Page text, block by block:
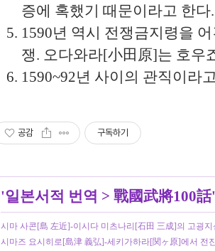
증에 혹했기 때문이라고 한
1590년 역시 전쟁금지령을
쟁. 오다와라[小田原]는 호우
1590~92년 사이의 관직이라
공감 구독하기
'일본서적 번역 > 戰國武將100話
시마 사콘[島 左近]-이시다 미츠나리[石田 三成]의 고굉지
시마즈 요시히로[島津 義弘]-세키가하라[関ヶ原]에서 전